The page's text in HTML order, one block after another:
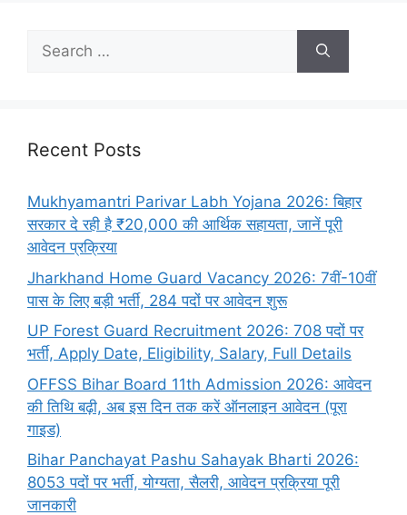
Recent Posts
Mukhyamantri Parivar Labh Yojana 2026: बिहार
सरकार दे रही है ₹20,000 की आर्थिक सहायता, जानें पूरी
आवेदन प्रक्रिया
Jharkhand Home Guard Vacancy 2026: 7वीं-10वीं
पास के लिए बड़ी भर्ती, 284 पदों पर आवेदन शुरू
UP Forest Guard Recruitment 2026: 708 पदों पर
भर्ती, Apply Date, Eligibility, Salary, Full Details
OFFSS Bihar Board 11th Admission 2026: आवेदन
की तिथि बढ़ी, अब इस दिन तक करें ऑनलाइन आवेदन (पूरा
गाइड)
Bihar Panchayat Pashu Sahayak Bharti 2026:
8053 पदों पर भर्ती, योग्यता, सैलरी, आवेदन प्रक्रिया पूरी
जानकारी